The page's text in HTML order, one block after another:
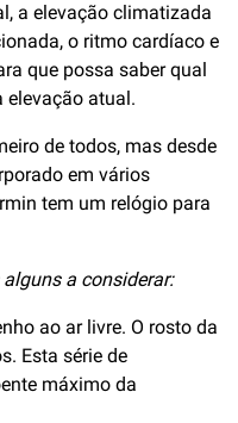
a elevação climatizada
o ritmo cardíaco e
que possa saber qual
elevação atual.
de todos, mas desde
em vários
tem um relógio para
a considerar:
ao ar livre. O rosto da
Esta série de
máximo da